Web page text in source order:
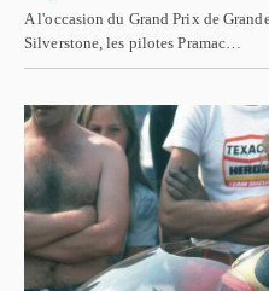
A l'occasion du Grand Prix de
Silverstone, les pilotes Pramac…